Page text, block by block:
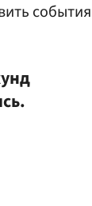
события